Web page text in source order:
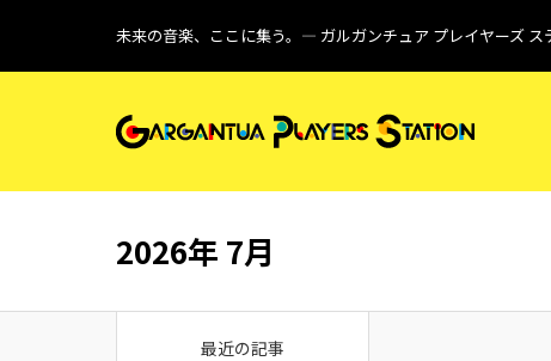
未来の音楽、ここに集う。― ガルガンチュア プレイヤーズ ス
2026年 7月
最近の記事